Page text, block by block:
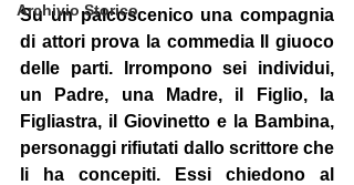
Archivio Storico
Su un palcoscenico una compagnia
di attori prova la commedia Il giuoco
delle parti. Irrompono sei individui,
un Padre, una Madre, il Figlio, la
Figliastra, il Giovinetto e la Bambina,
personaggi rifiutati dallo scrittore che
li ha concepiti. Essi chiedono al